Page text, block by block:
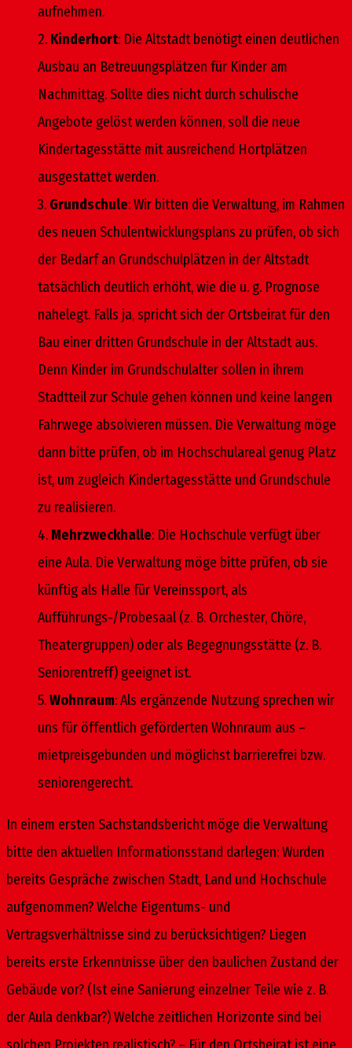
aufnehmen.
2. Kinderhort: Die Altstadt benötigt einen deutlichen
Ausbau an Betreuungsplätzen für Kinder am
Nachmittag. Sollte dies nicht durch schulische
Angebote gelöst werden können, soll die neue
Kindertagesstätte mit ausreichend Hortplätzen
ausgestattet werden.
3. Grundschule: Wir bitten die Verwaltung, im Rahmen
des neuen Schulentwicklungsplans zu prüfen, ob sich
der Bedarf an Grundschulplätzen in der Altstadt
tatsächlich deutlich erhöht, wie die u. g. Prognose
nahelegt. Falls ja, spricht sich der Ortsbeirat für den
Bau einer dritten Grundschule in der Altstadt aus.
Denn Kinder im Grundschulalter sollen in ihrem
Stadtteil zur Schule gehen können und keine langen
Fahrwege absolvieren müssen. Die Verwaltung möge
dann bitte prüfen, ob im Hochschulareal genug Platz
ist, um zugleich Kindertagesstätte und Grundschule
zu realisieren.
4. Mehrzweckhalle: Die Hochschule verfügt über
eine Aula. Die Verwaltung möge bitte prüfen, ob sie
künftig als Halle für Vereinssport, als
Aufführungs-/Probesaal (z. B. Orchester, Chöre,
Theatergruppen) oder als Begegnungsstätte (z. B.
Seniorentreff) geeignet ist.
5.Wohnraum: Als ergänzende Nutzung sprechen wir
uns für öffentlich geförderten Wohnraum aus –
mietpreisgebunden und möglichst barrierefrei bzw.
seniorengerecht.
In einem ersten Sachstandsbericht möge die Verwaltung
bitte den aktuellen Informationsstand darlegen: Wurden
bereits Gespräche zwischen Stadt, Land und Hochschule
aufgenommen? Welche Eigentums- und
Vertragsverhältnisse sind zu berücksichtigen? Liegen
bereits erste Erkenntnisse über den baulichen Zustand der
Gebäude vor? (Ist eine Sanierung einzelner Teile wie z. B.
der Aula denkbar?) Welche zeitlichen Horizonte sind bei